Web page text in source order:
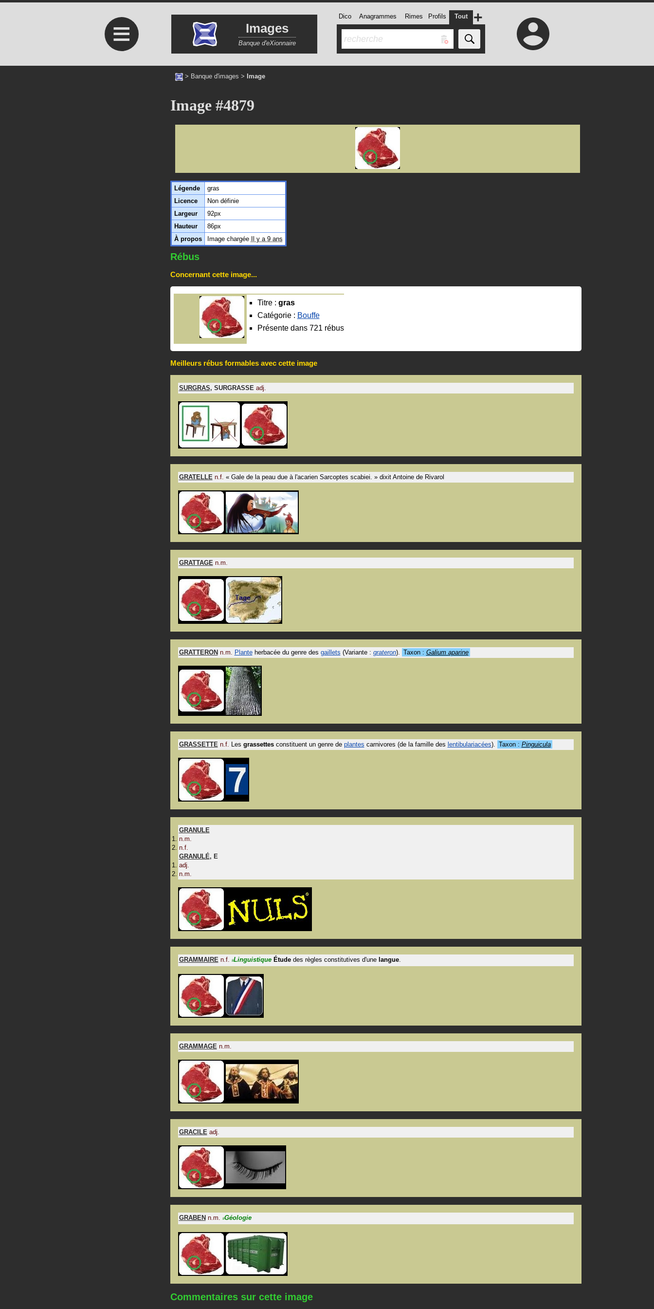
≡ Images
Banque d'eXionnaire
Dico Anagrammes Rimes Profils Tout +
> Banque d'images > Image
Image #4879
Légende
gras
Licence
Non définie
Largeur
92px
Hauteur
86px
À propos
Image chargée Il y a 9 ans
Rébus
Concernant cette image...
Titre : gras
Catégorie : Bouffe
Présente dans 721 rébus
Meilleurs rébus formables avec cette image
SURGRAS, SURGRASSE adj.
GRATELLE n.f. « Gale de la peau due à l'acarien Sarcoptes scabiei. » dixit Antoine de Rivarol
GRATTAGE n.m.
GRATTERON n.m. Planteherbacée du genre des gaillets (Variante : grateron). Taxon : Galium aparine
GRASSETTE n.f. Les grassettesconstituent un genre de plantes carnivores (de la famille des lentibulariacées). Taxon : Pinguicula
GRANULE
n.m.
n.f.
GRANULÉ, E
adj.
n.m.
GRAMMAIRE n.f. #Linguistique Étudedes règles constitutives d'une langue.
GRAMMAGE n.m.
GRACILE adj.
GRABEN n.m. #Géologie
Commentaires sur cette image